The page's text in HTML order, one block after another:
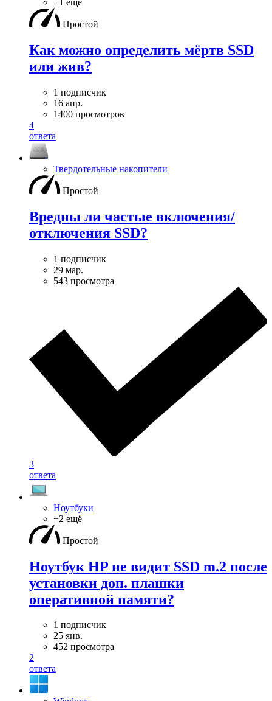
+1 ещё
Простой
Как можно определить мёртв SSD
или жив?
1 подписчик
16 апр.
1400 просмотров
4
ответа
Твердотельные накопители
Простой
Вредны ли частые включения/
отключения SSD?
1 подписчик
29 мар.
543 просмотра
3
ответа
Ноутбуки
+2 ещё
Простой
Ноутбук HP не видит SSD m.2 после
установки доп. плашки
оперативной памяти?
1 подписчик
25 янв.
452 просмотра
2
ответа